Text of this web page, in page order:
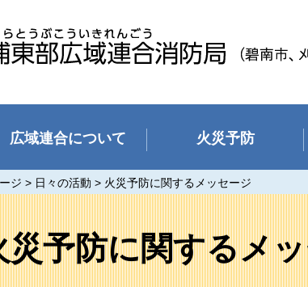
局（碧南
知立市、高
広域連合について 火災予防
ジ > 日々の活動 > 火災予防に関するメッセージ
災予防に関するメ